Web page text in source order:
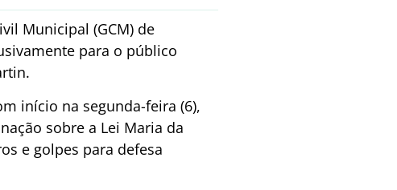
Municipal (GCM) de
para o público
início na segunda-feira (6),
sobre a Lei Maria da
e golpes para defesa